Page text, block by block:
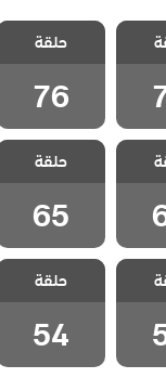
مسلسل ثلاث
اخوات الحلقة
76
حلقة
76
مسلسل ثلاث
اخوات الحلقة
65
حلقة
65
مسلسل ثلاث
اخوات الحلقة
54
حلقة
54